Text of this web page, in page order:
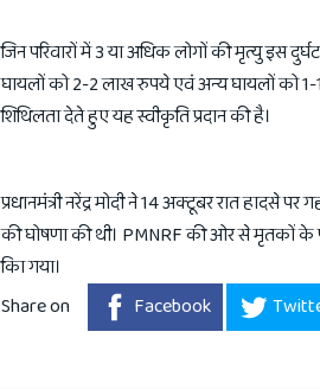
जिन परिवारों में 3 या अधिक लोगों की मृत्यु इस
घायलों को 2-2 लाख रुपये एवं अन्य घायलों को 1-
शिथिलता देते हुए यह स्वीकृति प्रदान की है।
प्रधानमंत्री नरेंद्र मोदी ने 14 अक्टूबर रात हादसे
की घोषणा की थी। PMNRF की ओर से मृतकों
किा गया।
Share on
Facebook